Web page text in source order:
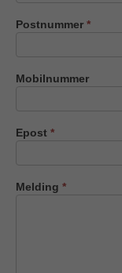
Postnummer *
Mobilnummer
Epost *
Melding *